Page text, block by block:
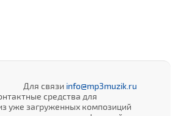
Для связи info@mp3muzik.ru
средства для
уже загруженных композиций